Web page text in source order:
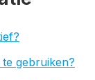
gebruiken?